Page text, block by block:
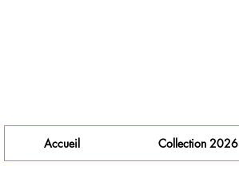
Accueil Collection 2026